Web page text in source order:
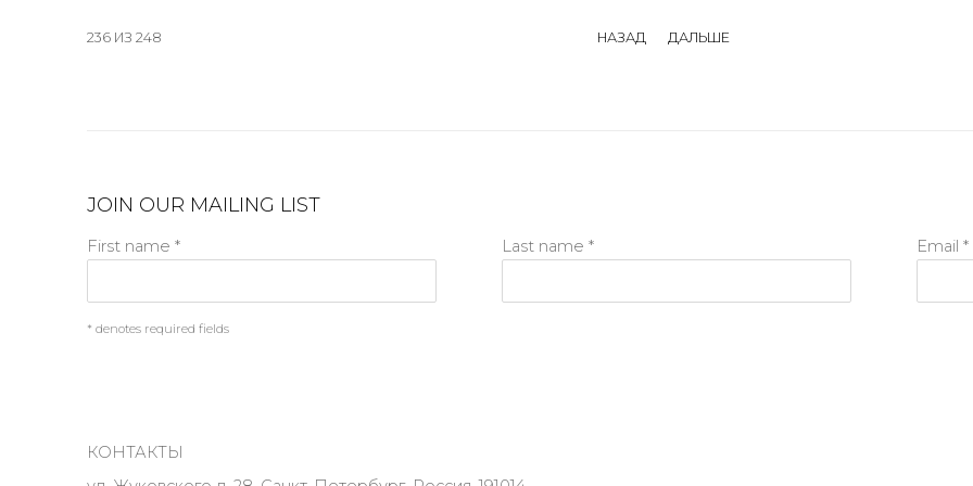
НАЗАД ДАЛЬШЕ
236 ИЗ 248
JOIN OUR MAILING LIST
First name * Last name * Email *
* denotes required fields
КОНТАКТЫ